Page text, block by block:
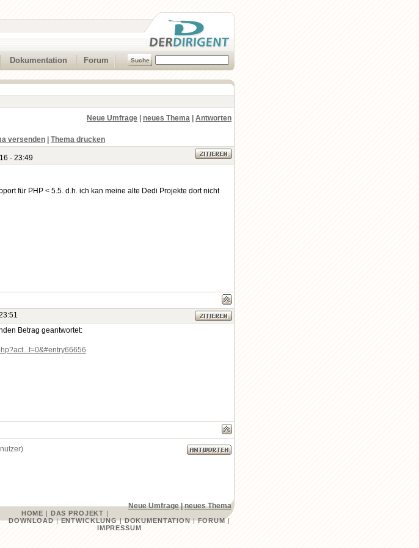
Dokumentation Forum
Neue Umfrage neues Thema Antworten
versenden
Thema drucken
- 23:49
für PHP < 5.5. d.h. ich kan meine alte Dedi Projekte dort nicht
Betrag geantwortet:
Neue Umfrage|neues Thema
HOME | DAS PROJEKT |
DOWNLOAD|ENTWICKLUNG|DOKUMENTATION|FORUM|
IMPRESSUM